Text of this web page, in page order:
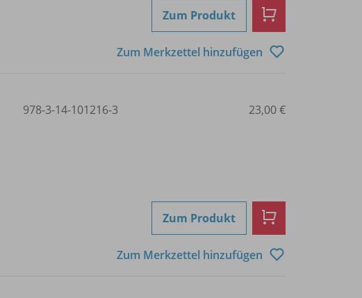
Zum Produkt
Zum Merkzettel hinzufügen
978-3-14-101216-3 23,00 €
Zum Produkt
Zum Merkzettel hinzufügen